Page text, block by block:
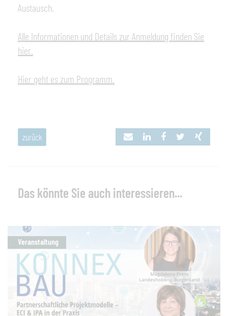
Austausch.
Alle Informationen und Details zur Anmeldung finden Sie
hier.
Hier geht es zum Programm.
zurück
Das könnte Sie auch interessieren...
Veranstaltung